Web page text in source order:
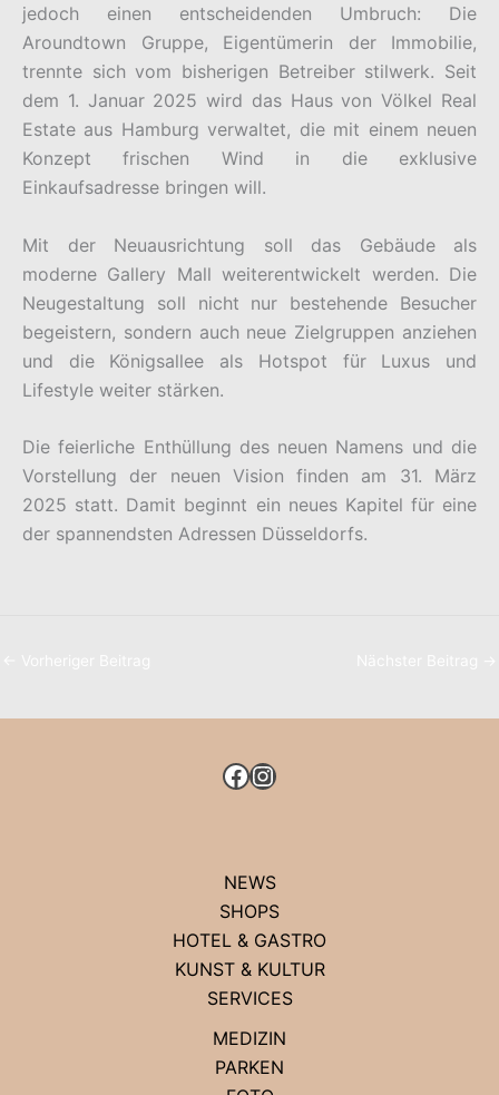
jedoch einen entscheidenden Umbruch: Die
Aroundtown Gruppe, Eigentümerin der Immobilie,
trennte sich vom bisherigen Betreiber stilwerk. Seit
dem 1. Januar 2025 wird das Haus von Völkel Real
Estate aus Hamburg verwaltet, die mit einem neuen
Konzept frischen Wind in die exklusive
Einkaufsadresse bringen will.
Mit der Neuausrichtung soll das Gebäude als
moderne Gallery Mall weiterentwickelt werden. Die
Neugestaltung soll nicht nur bestehende Besucher
begeistern, sondern auch neue Zielgruppen anziehen
und die Königsallee als Hotspot für Luxus und
Lifestyle weiter stärken.
Die feierliche Enthüllung des neuen Namens und die
Vorstellung der neuen Vision finden am 31. März
2025 statt. Damit beginnt ein neues Kapitel für eine
der spannendsten Adressen Düsseldorfs.
FACEBOOK
INSTAGRAM
NEWS
SHOPS
HOTEL & GASTRO
KUNST & KULTUR
SERVICES
MEDIZIN
PARKEN